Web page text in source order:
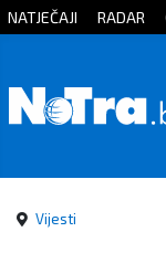
Početna
Sport
NATJEČAJI RADAR
Vijesti